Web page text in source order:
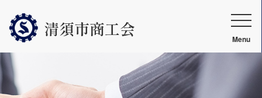
清須市商工会
Menu